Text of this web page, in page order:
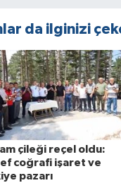
da ilginizi
çileği reçel oldu:
coğrafi işaret ve
pazarı